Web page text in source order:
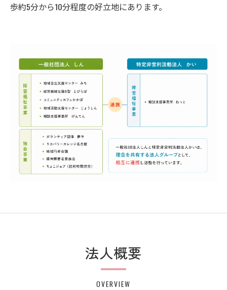
歩約5分から10分程度の好立地にあります。
法人概要
OVERVIEW